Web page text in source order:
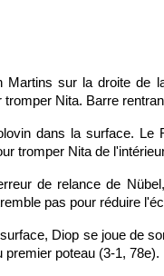
Martins sur la droite de
Nita. Barre
dans la surface.
tromper Nita de
de relance de
pas pour réduire
Diop se joue de
poteau (3-1, 78e).